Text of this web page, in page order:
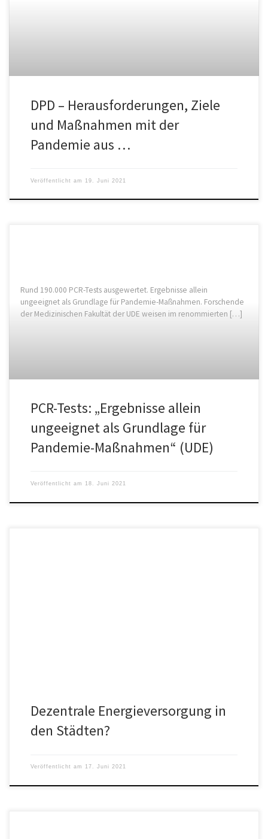
DPD – Herausforderungen, Ziele
und Maßnahmen mit der
Pandemie aus …
Veröffentlicht am 19. Juni 2021
Rund 190.000 PCR-Tests ausgewertet. Ergebnisse allein
ungeeignet als Grundlage für Pandemie-Maßnahmen. Forschende
der Medizinischen Fakultät der UDE weisen im renommierten […]
PCR-Tests: „Ergebnisse allein
ungeeignet als Grundlage für
Pandemie-Maßnahmen“ (UDE)
Veröffentlicht am 18. Juni 2021
Dezentrale Energieversorgung in
den Städten?
Veröffentlicht am 17. Juni 2021